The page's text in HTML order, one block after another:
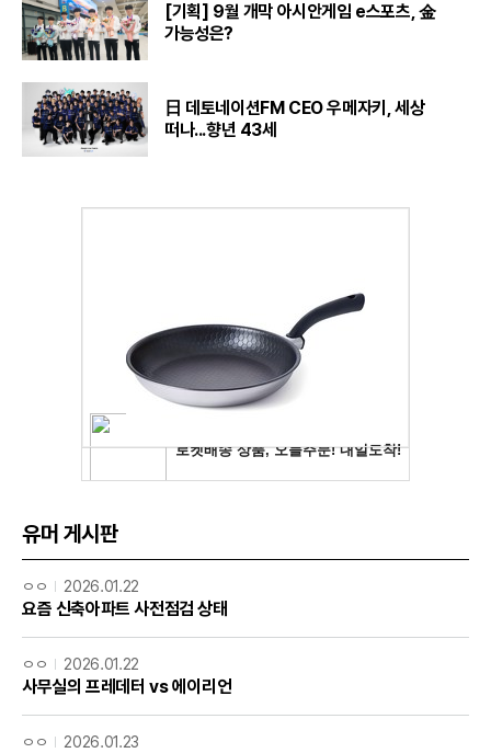
[기획] 9월 개막 아시안게임 e스포츠, 金
가능성은?
日 데토네이션FM CEO 우메자키, 세상
떠나...향년 43세
유머 게시판
ㅇㅇ 2026.01.22
요즘 신축아파트 사전점검 상태
ㅇㅇ 2026.01.22
사무실의 프레데터 vs 에이리언
ㅇㅇ 2026.01.23